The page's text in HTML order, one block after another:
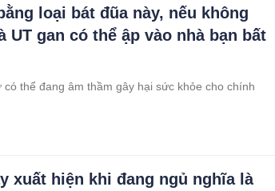
loại bát đũa này, nếu không
UT gan có thể ập vào nhà bạn bất
thể đang âm thầm gây hại sức khỏe cho chính
xuất hiện khi đang ngủ nghĩa là